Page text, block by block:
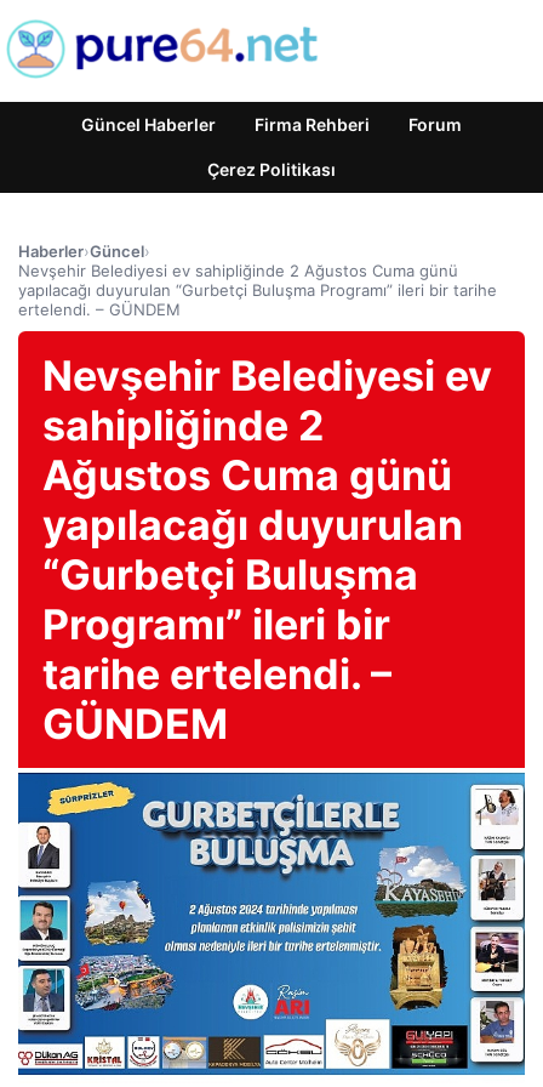
Güncel Haberler Firma Rehberi Forum
Çerez Politikası
Haberler›Güncel›
Nevşehir Belediyesi ev sahipliğinde 2 Ağustos Cuma günü
yapılacağı duyurulan “Gurbetçi Buluşma Programı” ileri bir tarihe
ertelendi. – GÜNDEM
Nevşehir Belediyesi ev
sahipliğinde 2
Ağustos Cuma günü
yapılacağı duyurulan
“Gurbetçi Buluşma
Programı” ileri bir
tarihe ertelendi. –
GÜNDEM